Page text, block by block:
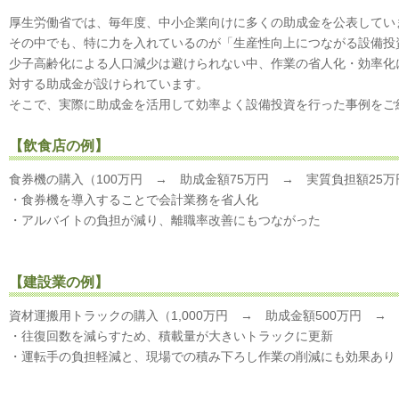
厚生労働省では、毎年度、中小企業向けに多くの助成金を公表してい
その中でも、特に力を入れているのが「生産性向上につながる設備
少子高齢化による人口減少は避けられない中、作業の省人化・効率
対する助成金が設けられています。
そこで、実際に助成金を活用して効率よく設備投資を行った事例を
【飲食店の例 】
食券機の購入（100万円 → 助成金額75万円 → 実質負担額25万
・食券機を導入することで会計業務を省人化
・アルバイトの負担が減り、離職率改善にもつながった
【建設業の例 】
資材運搬用トラックの購入（1,000万円 → 助成金額500万円 →
・往復回数を減らすため、積載量が大きいトラックに更新
・運転手の負担軽減と、現場での積み下ろし作業の削減にも効果あり